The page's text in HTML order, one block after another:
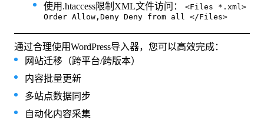
使用.htaccess限制XML文件访问： <Files *.xml>
Order Allow,Deny Deny from all </Files>
通过合理使用WordPress导入器，您可以高效完成：
网站迁移（跨平台/跨版本）
内容批量更新
多站点数据同步
自动化内容采集